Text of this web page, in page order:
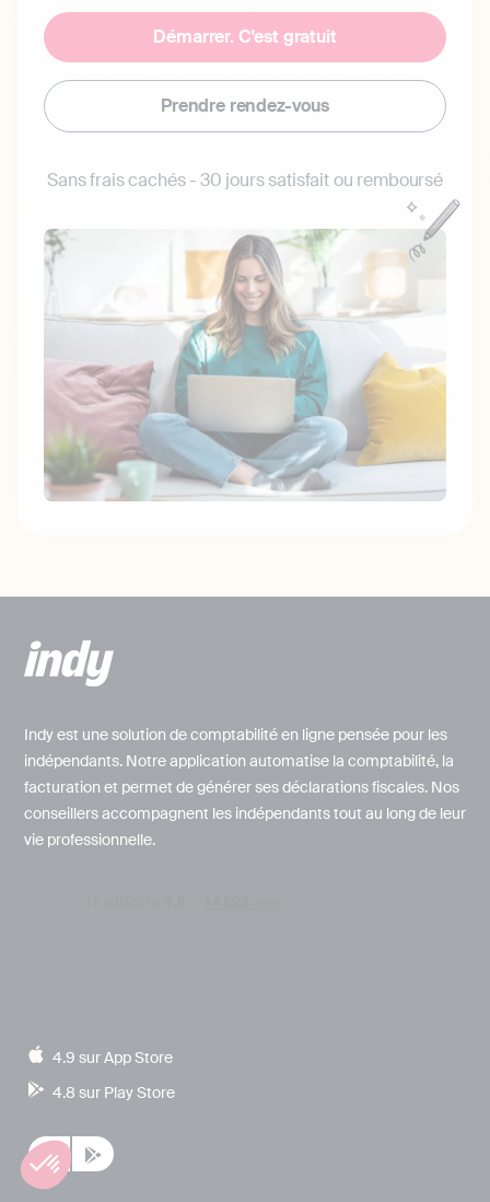
Démarrer. C'est gratuit
Prendre rendez-vous
Sans frais cachés - 30 jours satisfait ou remboursé
Indy est une solution de comptabilité en ligne pensée pour les
indépendants. Notre application automatise la comptabilité, la
facturation et permet de générer ses déclarations fiscales. Nos
conseillers accompagnent les indépendants tout au long de leur
vie professionnelle.
4.9 sur App Store
4.8 sur Play Store